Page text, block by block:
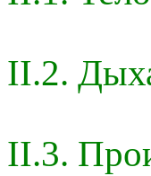
II.2.
II.3.